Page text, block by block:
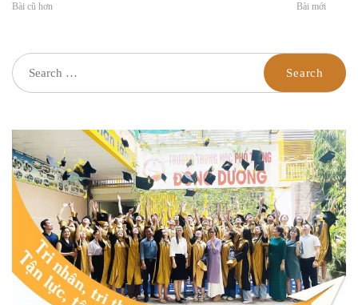
Bài cũ hơn Bài mới